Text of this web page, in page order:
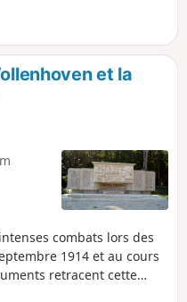
et la
combats lors des
1914 et au cours
retracent cette